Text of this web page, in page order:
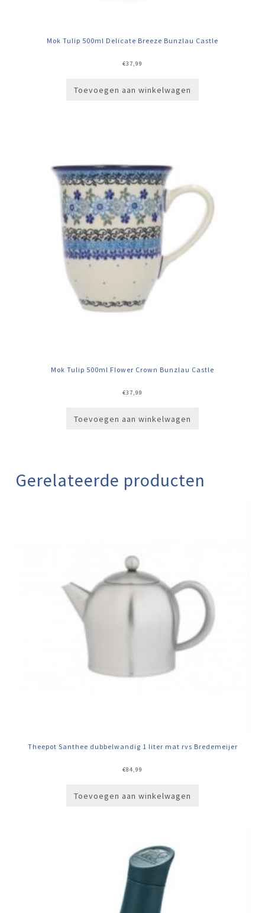
Mok Tulip 500ml Delicate Breeze Bunzlau Castle
€37,99
Toevoegen aan winkelwagen
Mok Tulip 500ml Flower Crown Bunzlau Castle
€37,99
Toevoegen aan winkelwagen
Gerelateerde producten
Theepot Santhee dubbelwandig 1 liter mat rvs Bredemeijer
€84,99
Toevoegen aan winkelwagen